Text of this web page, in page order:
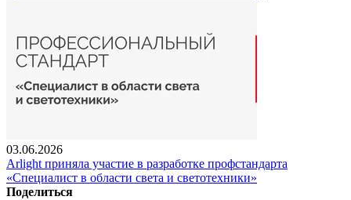
03.06.2026
Arlight приняла участие в разработке профстандарта
«Специалист в области света и светотехники»
Поделиться